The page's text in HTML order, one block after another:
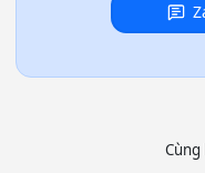
Cùng